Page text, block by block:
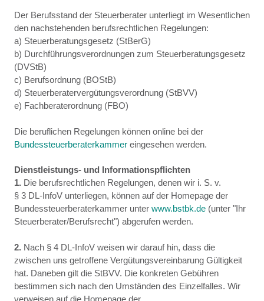
Der Berufsstand der Steuerberater unterliegt im Wesentlichen
den nachstehenden berufsrechtlichen Regelungen:
a) Steuerberatungsgesetz (StBerG)
b) Durchführungsverordnungen zum Steuerberatungsgesetz
(DVStB)
c) Berufsordnung (BOStB)
d) Steuerberatervergütungsverordnung (StBVV)
e) Fachberaterordnung (FBO)
Die beruflichen Regelungen können online bei der
Bundessteuerberaterkammer eingesehen werden.
Dienstleistungs- und Informationspflichten
1. Die berufsrechtlichen Regelungen, denen wir i. S. v.
§ 3 DL-InfoV unterliegen, können auf der Homepage der
Bundessteuerberaterkammer unter www.bstbk.de (unter "Ihr
Steuerberater/Berufsrecht") abgerufen werden.
2. Nach § 4 DL-InfoV weisen wir darauf hin, dass die
zwischen uns getroffene Vergütungsvereinbarung Gültigkeit
hat. Daneben gilt die StBVV. Die konkreten Gebühren
bestimmen sich nach den Umständen des Einzelfalles. Wir
verweisen auf die Homepage der